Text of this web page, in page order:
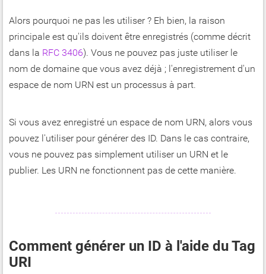
Alors pourquoi ne pas les utiliser ? Eh bien, la raison
principale est qu'ils doivent être enregistrés (comme décrit
dans la RFC 3406). Vous ne pouvez pas juste utiliser le
nom de domaine que vous avez déjà ; l'enregistrement d'un
espace de nom URN est un processus à part.
Si vous avez enregistré un espace de nom URN, alors vous
pouvez l'utiliser pour générer des ID. Dans le cas contraire,
vous ne pouvez pas simplement utiliser un URN et le
publier. Les URN ne fonctionnent pas de cette manière.
Comment générer un ID à l'aide du Tag
URI